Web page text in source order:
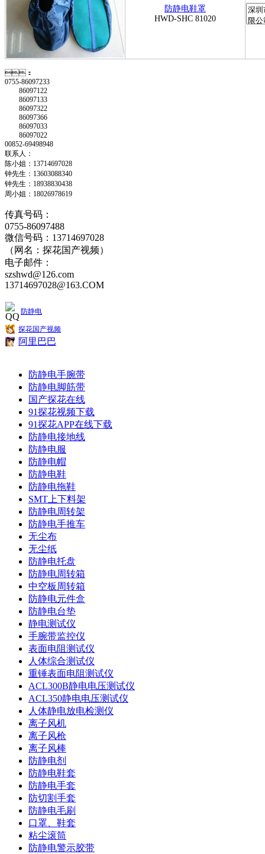
防静电鞋罩
HWD-SHC 81020
：
0755-86097233
86097122
86097133
86097322
86097366
86097033
86097022
00852-69498948
联系人：
陈小姐：13714697028
钟先生：13603088340
钟先生：18938830438
周小姐：18026978619
传真号码：
0755-86097488
微信号码：13714697028
（网名：探花国产视频）
电子邮件：
szshwd@126.com
13714697028@163.COM
防静电
探花国产视频
阿里巴巴
防静电手腕带
防静电脚筋带
国产探花在线
91探花视频下载
91探花APP在线下载
防静电接地线
防静电服
防静电帽
防静电鞋
防静电拖鞋
SMT上下料架
防静电周转架
防静电手推车
无尘布
无尘纸
防静电托盘
防静电周转箱
中空板周转箱
防静电元件盒
防静电台垫
静电测试仪
手腕带监控仪
表面电阻测试仪
人体综合测试仪
重锤表面电阻测试仪
ACL300B静电电压测试仪
ACL350静电电压测试仪
人体静电放电检测仪
离子风机
离子风枪
离子风棒
防静电剂
防静电鞋套
防静电手套
防切割手套
防静电毛刷
口罩、鞋套
粘尘滚筒
防静电警示胶带